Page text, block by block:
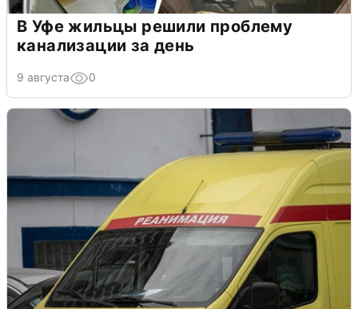
В Уфе жильцы решили проблему
канализации за день
9 августа 0